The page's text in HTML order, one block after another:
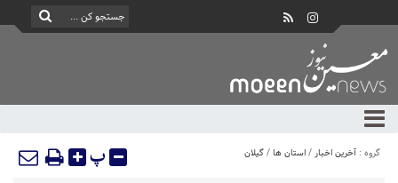
گروه : آخرین اخبار/استان ها/گیلان پ